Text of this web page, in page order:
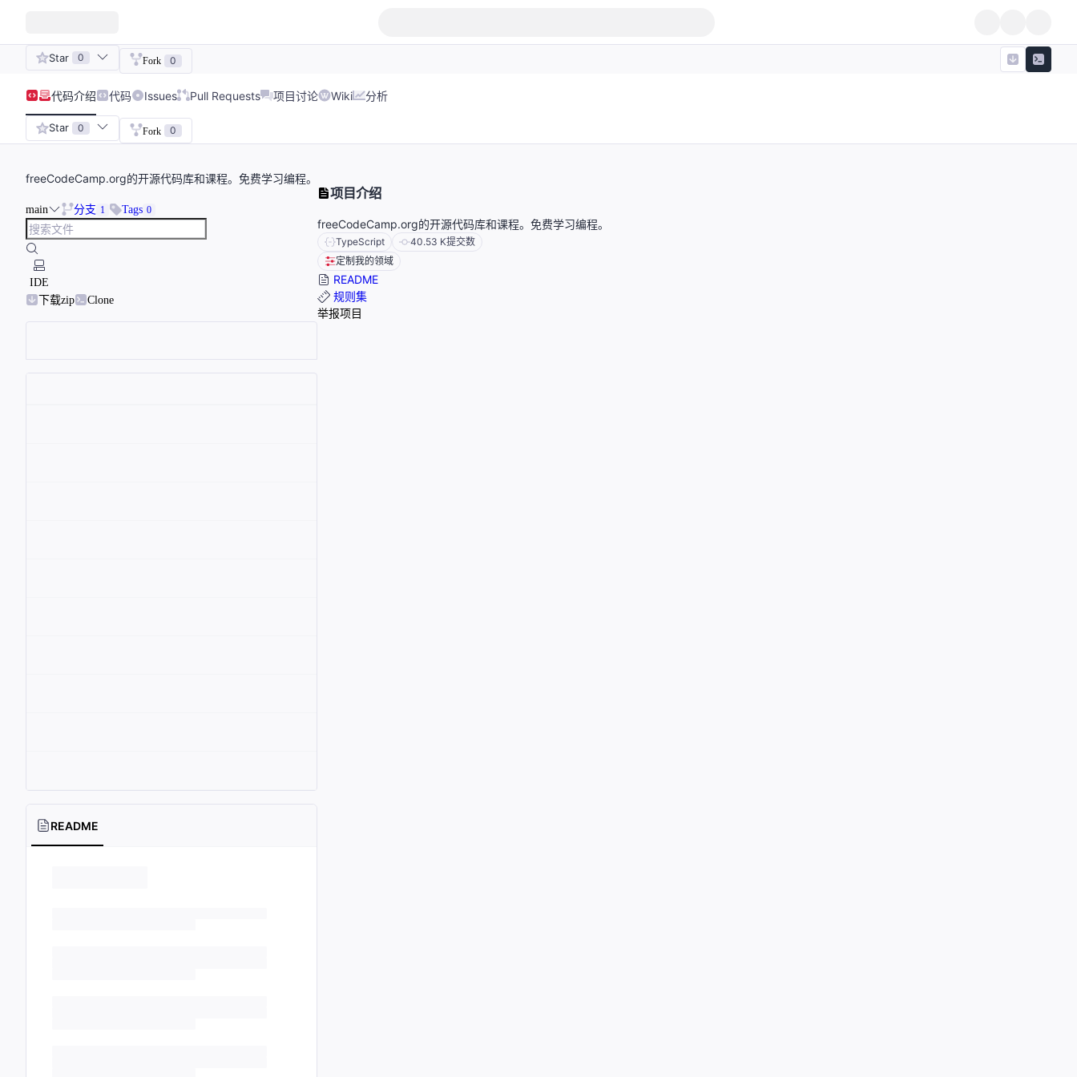
Star 0 Fork 0
代码介绍 代码 Issues Pull Requests 项目讨论 Wiki 分析
Star 0 Fork 0
freeCodeCamp.org的开源代码库和课程。免费学习编程。
main 分支 1 Tags 0
IDE
下载zip
Clone
README
项目介绍
freeCodeCamp.org的开源代码库和课程。免费学习编程。
TypeScript 40.53 K提交数
定制我的领域
README
规则集
举报项目